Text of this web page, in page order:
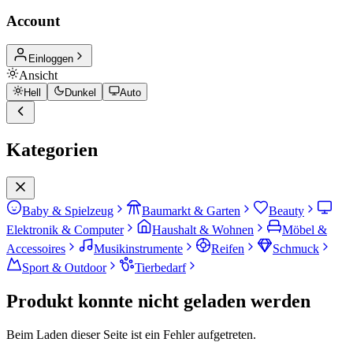
Account
Einloggen
Ansicht
Hell Dunkel Auto
Kategorien
Baby & Spielzeug Baumarkt & Garten
Beauty
Elektronik & Computer
Haushalt & Wohnen
Möbel &
Accessoires
Musikinstrumente Reifen
Schmuck
Sport & Outdoor
Tierbedarf
Produkt konnte nicht geladen werden
Beim Laden dieser Seite ist ein Fehler aufgetreten.